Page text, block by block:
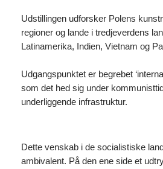
Udstillingen udforsker Polens
regioner og lande i tredjeverdens
Latinamerika, Indien, Vietnam og
Udgangspunktet er begrebet
som det hed sig under
underliggende infrastruktur.
Dette venskab i de socialistiske
ambivalent. På den ene side et